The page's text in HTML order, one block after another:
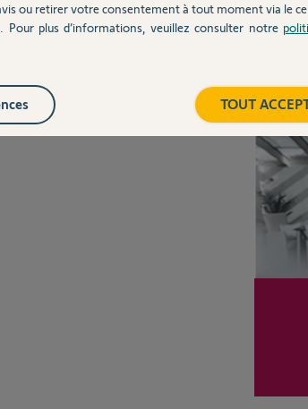
ou retirer votre consentement à tout moment via le
Pour plus d’informations, veuillez consulter notre
TOUT